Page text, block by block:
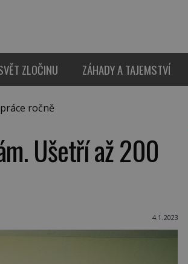
ZLOČINU ZÁHADY A TAJEMSTVÍ
ročně
Ušetří až 200
4.1.2023